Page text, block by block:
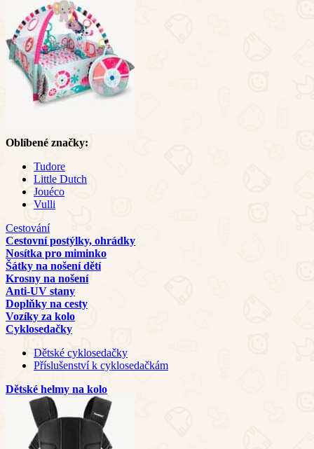
Oblíbené značky:
Tudore
Little Dutch
Jouéco
Vulli
Cestování
Cestovní postýlky, ohrádky
Nosítka pro miminko
Šátky na nošení dětí
Krosny na nošení
Anti-UV stany
Doplňky na cesty
Vozíky za kolo
Cyklosedačky
Dětské cyklosedačky
Příslušenství k cyklosedačkám
Dětské helmy na kolo